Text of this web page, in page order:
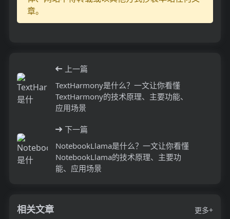
章。
上一篇
TextHarmony是什么？一文让你看懂
TextHarmony的技术原理、主要功能、
应用场景
下一篇
NotebookLlama是什么？一文让你看懂
NotebookLlama的技术原理、主要功
能、应用场景
相关文章 更多+